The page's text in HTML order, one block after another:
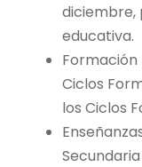
diciembre,
educativa.
Formación
Ciclos
los Ciclos